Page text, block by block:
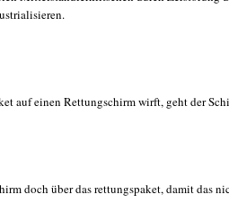
auf einen Rettungschirm wirft, geht der
doch über das rettungspaket, damit das